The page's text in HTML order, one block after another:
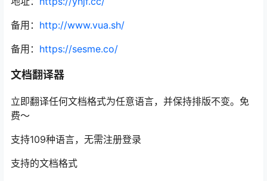
备用： http://www.vua.sh/
备用： https://sesme.co/
文档翻译器
立即翻译任何文档格式为任意语言，并保持排版不变。免
费～
支持109种语言，无需注册登录
支持的文档格式